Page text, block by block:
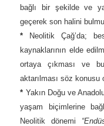
bağlı bir şekilde ve
geçerek son halini
* Neolitik Çağ’da;
kaynaklarının elde
ortaya çıkması ve
aktarılması söz konusu
* Yakın Doğu ve
yaşam biçimlerine
Neolitik dönemi